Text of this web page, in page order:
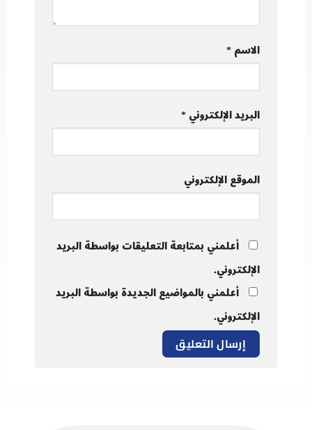
الاسم*
البريد الإلكتروني*
الموقع الإلكتروني
أعلمني بمتابعة التعليقات بواسطة البريد
الإلكتروني.
أعلمني بالمواضيع الجديدة بواسطة البريد
الإلكتروني.